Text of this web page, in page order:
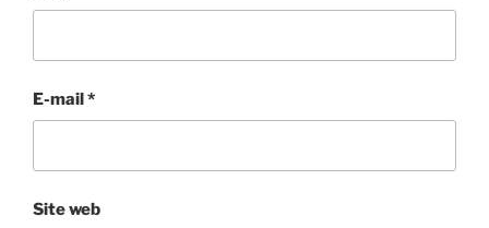
E-mail*
Site web